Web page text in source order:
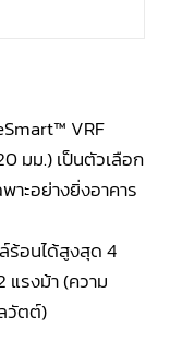
VRF
มม.) เป็นตัวเลือก
าะอย่างยิ่งอาคาร
ร้อนได้สูงสุด 4
แรงม้า (ความ
วัตต์)